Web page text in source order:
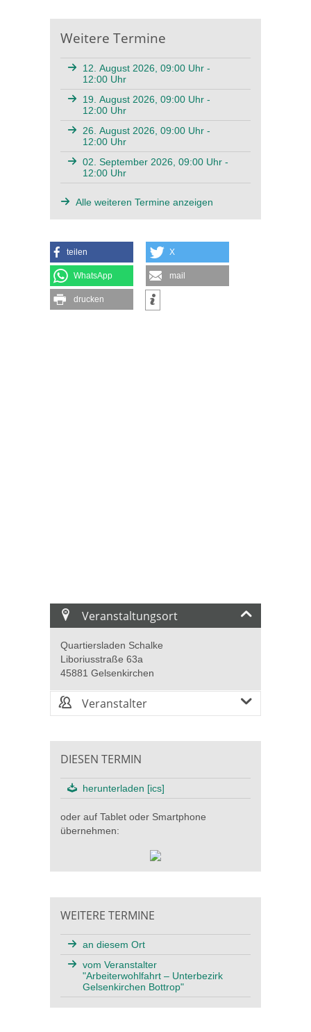
Weitere Termine
12. August 2026, 09:00 Uhr -
12:00 Uhr
19. August 2026, 09:00 Uhr -
12:00 Uhr
26. August 2026, 09:00 Uhr -
12:00 Uhr
02. September 2026, 09:00 Uhr -
12:00 Uhr
Alle weiteren Termine anzeigen
teilen X
WhatsApp mail
drucken
Veranstaltungsort
Quartiersladen Schalke
Liboriusstraße 63a
45881 Gelsenkirchen
Veranstalter
DIESEN TERMIN
herunterladen [ics]
oder auf Tablet oder Smartphone
übernehmen:
WEITERE TERMINE
an diesem Ort
vom Veranstalter
"Arbeiterwohlfahrt – Unterbezirk
Gelsenkirchen Bottrop"